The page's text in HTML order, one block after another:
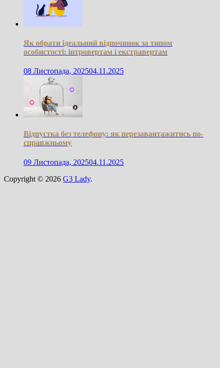
Як обрати ідеальний відпочинок за типом
особистості: інтровертам і екстравертам
08 Листопада, 202504.11.2025
Відпустка без телефону: як перезавантажитись по-
справжньому
09 Листопада, 202504.11.2025
Copyright © 2026 G3 Lady.